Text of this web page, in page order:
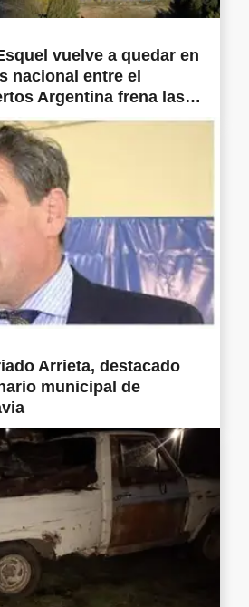
vuelve a quedar en
nacional entre el
Argentina frena las
todo el país
Arrieta, destacado
municipal de